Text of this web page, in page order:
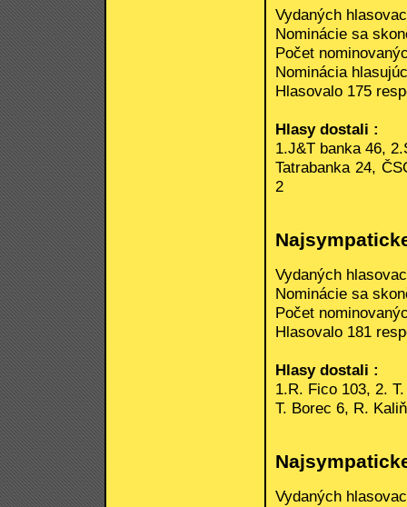
Vydaných
Nominácie sa
Počet
Nominácia
Hlasovalo 175
Hlasy dostali :
1.J&T banka 46,
Tatrabanka 24,
2
Vydaných
Nominácie sa
Počet
Hlasovalo 181
Hlasy dostali :
1.R. Fico 103, 2.
T. Borec 6, R.
Vydaných